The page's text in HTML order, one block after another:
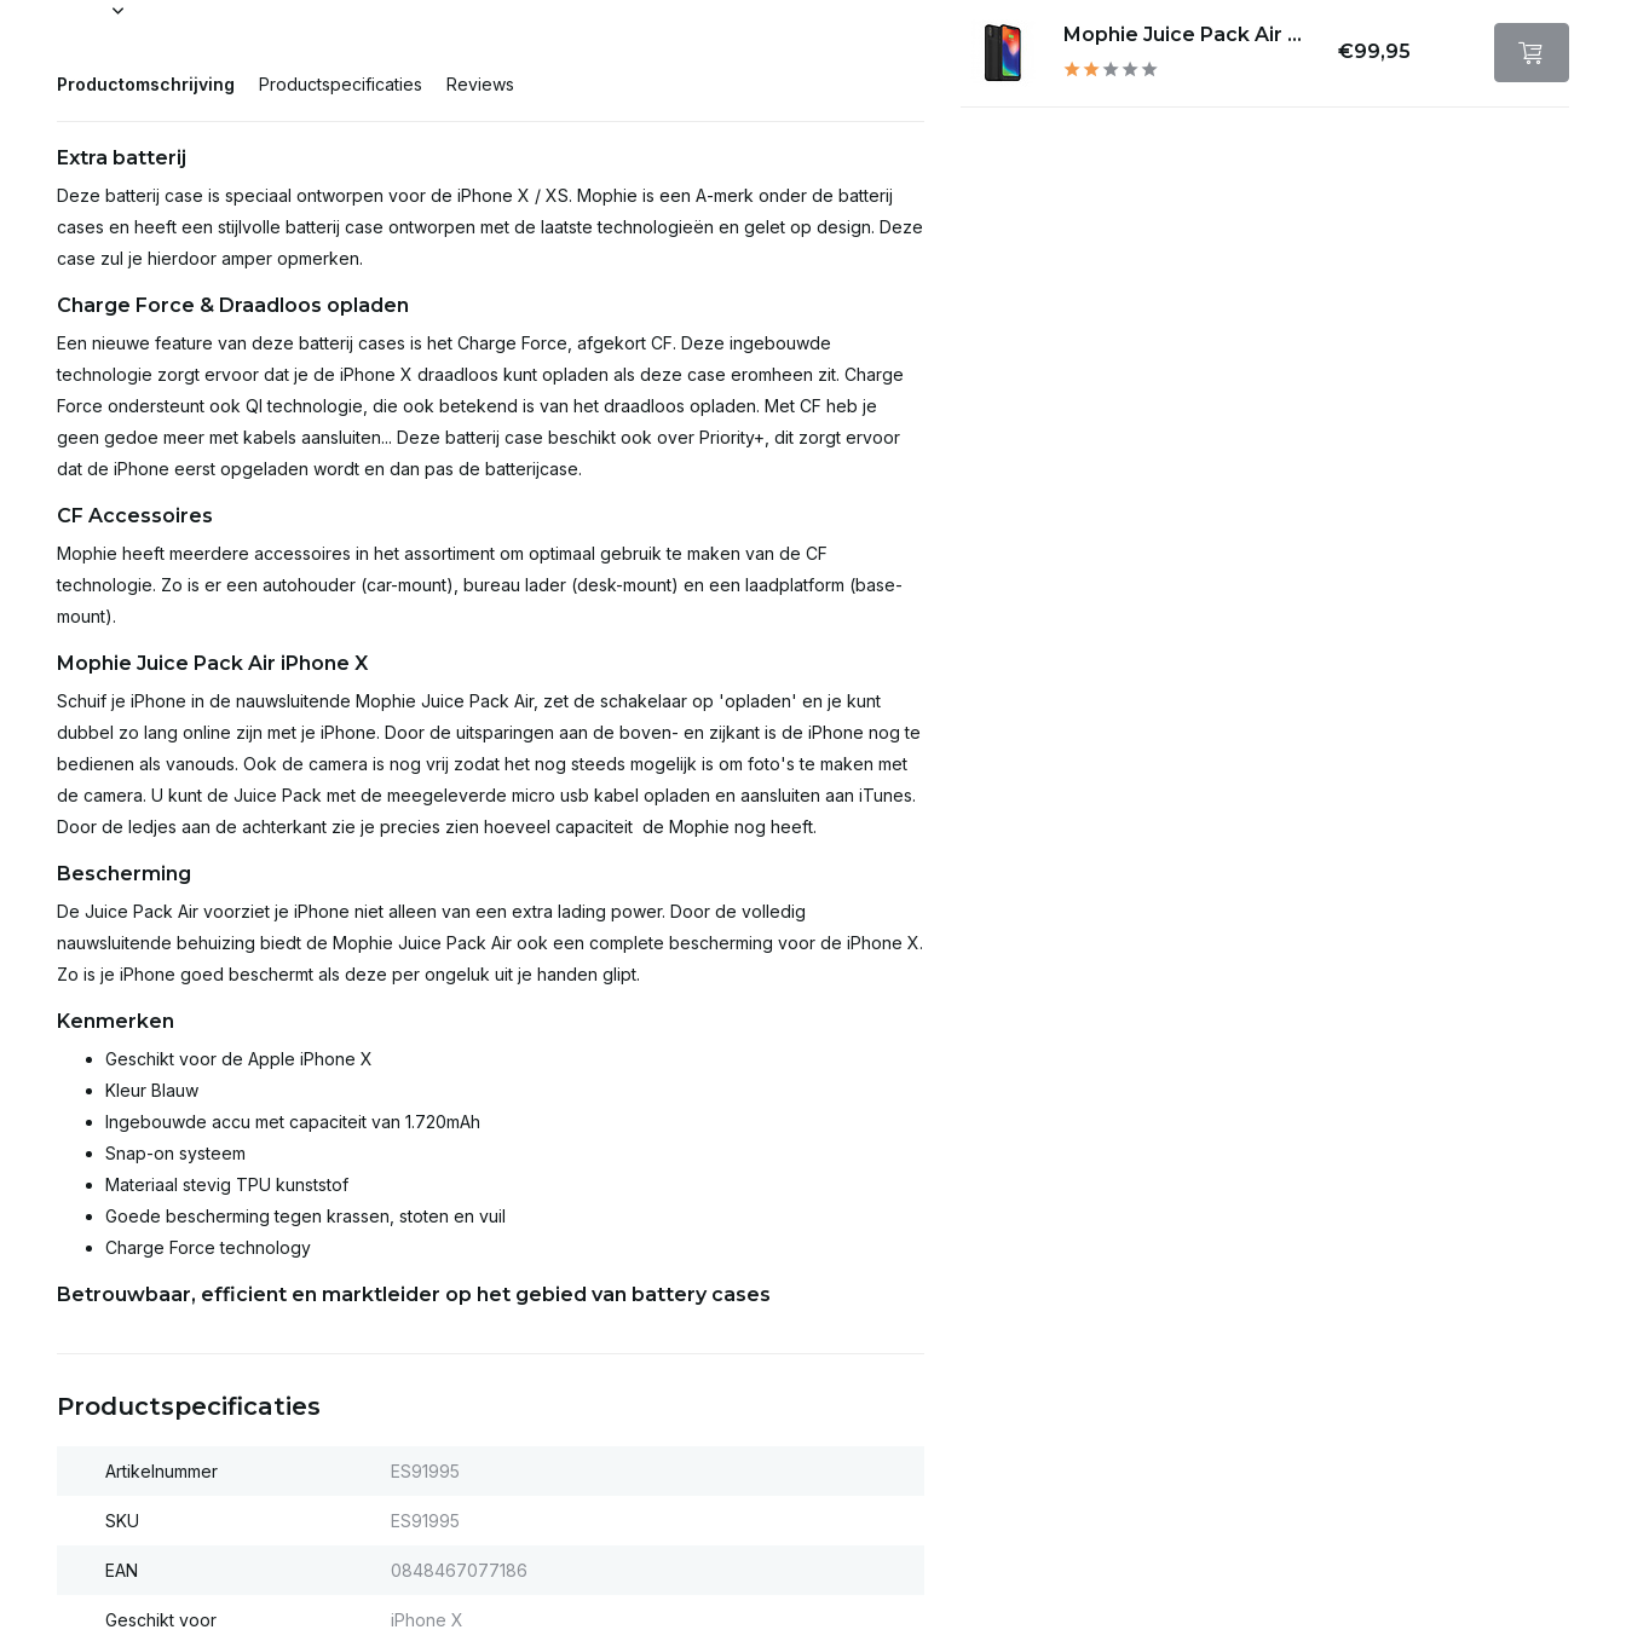
Productomschrijving Productspecificaties Reviews
Extra batterij
Deze batterij case is speciaal ontworpen voor de iPhone X / XS. Mophie is een A-merk onder de batterij
cases en heeft een stijlvolle batterij case ontworpen met de laatste technologieën en gelet op design. Deze
case zul je hierdoor amper opmerken.
Charge Force & Draadloos opladen
Een nieuwe feature van deze batterij cases is het Charge Force, afgekort CF. Deze ingebouwde
technologie zorgt ervoor dat je de iPhone X draadloos kunt opladen als deze case eromheen zit. Charge
Force ondersteunt ook QI technologie, die ook betekend is van het draadloos opladen. Met CF heb je
geen gedoe meer met kabels aansluiten... Deze batterij case beschikt ook over Priority+, dit zorgt ervoor
dat de iPhone eerst opgeladen wordt en dan pas de batterijcase.
CF Accessoires
Mophie heeft meerdere accessoires in het assortiment om optimaal gebruik te maken van de CF
technologie. Zo is er een autohouder (car-mount), bureau lader (desk-mount) en een laadplatform (base-
mount).
Mophie Juice Pack Air iPhone X
Schuif je iPhone in de nauwsluitende Mophie Juice Pack Air, zet de schakelaar op 'opladen' en je kunt
dubbel zo lang online zijn met je iPhone. Door de uitsparingen aan de boven- en zijkant is de iPhone nog te
bedienen als vanouds. Ook de camera is nog vrij zodat het nog steeds mogelijk is om foto's te maken met
de camera. U kunt de Juice Pack met de meegeleverde micro usb kabel opladen en aansluiten aan iTunes.
Door de ledjes aan de achterkant zie je precies zien hoeveel capaciteit de Mophie nog heeft.
Bescherming
De Juice Pack Air voorziet je iPhone niet alleen van een extra lading power. Door de volledig
nauwsluitende behuizing biedt de Mophie Juice Pack Air ook een complete bescherming voor de iPhone X.
Zo is je iPhone goed beschermt als deze per ongeluk uit je handen glipt.
Kenmerken
Geschikt voor de Apple iPhone X
Kleur Blauw
Ingebouwde accu met capaciteit van 1.720mAh
Snap-on systeem
Materiaal stevig TPU kunststof
Goede bescherming tegen krassen, stoten en vuil
Charge Force technology
Betrouwbaar, efficient en marktleider op het gebied van battery cases
Productspecificaties
Artikelnummer ES91995
SKU ES91995
EAN 0848467077186
Geschikt voor iPhone X
Mophie Juice Pack Air ...
€99,95